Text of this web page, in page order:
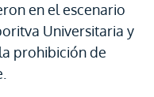
en el escenario
Universitaria y
prohibición de